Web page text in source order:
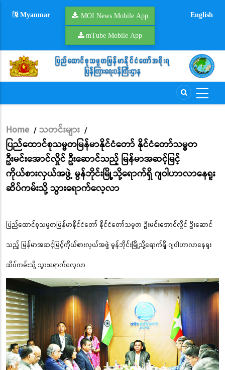
Myanmar MOI News Mobile App
mTube Mobile App
English
Breadcrumb
Home / သတင်းများ /
ပြည်ထောင်စုသမ္မတမြန်မာနိုင်ငံတော် နိုင်ငံတော်သမ္မတ
ဦးမင်းအောင်လှိုင် ဦးဆောင်သည့် မြန်မာအဆင့်မြင့်
ကိုယ်စားလှယ်အဖွဲ့ မွန်ဘိုင်းမြို့သို့ရောက်ရှိ ဂျဝါဟာလာနေရူး
ဆိပ်ကမ်းသို့ သွားရောက်လေ့လာ
ပြည်ထောင်စုသမ္မတမြန်မာနိုင်ငံတော် နိုင်ငံတော်သမ္မတ ဦးမင်းအောင်လှိုင် ဦးဆောင်
သည့် မြန်မာအဆင့်မြင့်ကိုယ်စားလှယ်အဖွဲ့ မွန်ဘိုင်းမြို့သို့ရောက်ရှိ ဂျဝါဟာလာနေရူး
ဆိပ်ကမ်းသို့ သွားရောက်လေ့လာ